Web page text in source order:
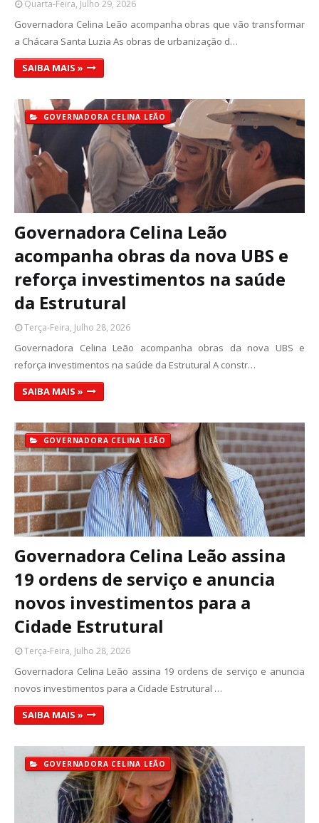
Quarta-Feira, Julho 29, 2026
Governadora Celina Leão acompanha obras que vão transformar
a Chácara Santa Luzia As obras de urbanização d…
SAIBA MAIS »
GOVERNADORA CELINA LEÃO
Governadora Celina Leão
acompanha obras da nova UBS e
reforça investimentos na saúde
da Estrutural
Terça-Feira, Julho 28, 2026
Governadora Celina Leão acompanha obras da nova UBS e
reforça investimentos na saúde da Estrutural A constr…
SAIBA MAIS »
GOVERNADORA CELINA LEÃO
Governadora Celina Leão assina
19 ordens de serviço e anuncia
novos investimentos para a
Cidade Estrutural
Terça-Feira, Julho 28, 2026
Governadora Celina Leão assina 19 ordens de serviço e anuncia
novos investimentos para a Cidade Estrutural …
SAIBA MAIS »
GOVERNADORA CELINA LEÃO